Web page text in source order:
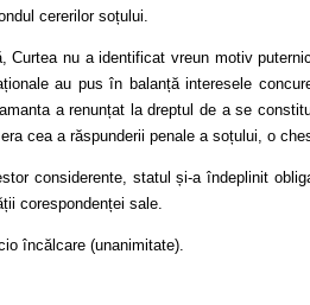
cererilor soțului.
Curtea nu a identificat vreun motiv
au pus în balanță interesele
a renunțat la dreptul de a se
cea a răspunderii penale a soțului, o
considerente, statul și-a îndeplinit
corespondenței sale.
încălcare (unanimitate).